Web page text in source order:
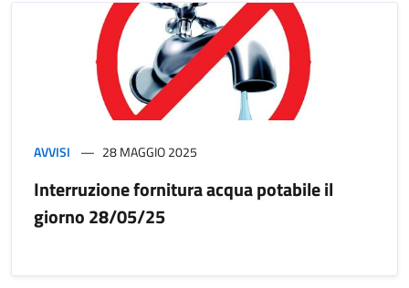
AVVISI 28 MAGGIO 2025
Interruzione fornitura acqua potabile il
giorno 28/05/25